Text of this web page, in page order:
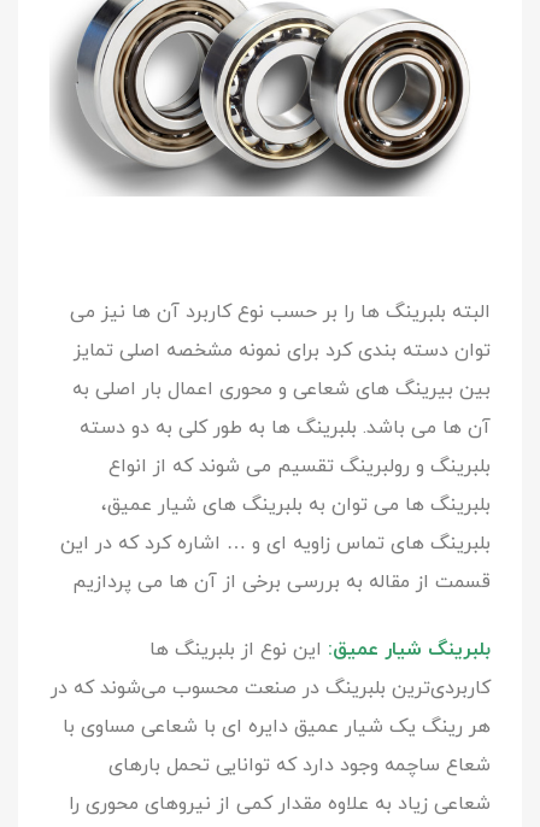
البته بلبرینگ ها را بر حسب نوع کاربرد آن ها نیز می
توان دسته بندی کرد برای نمونه مشخصه اصلی تمایز
بین بیرینگ های شعاعی و محوری اعمال بار اصلی به
آن ها می باشد. بلبرینگ ها به طور کلی به دو دسته
بلبرینگ و رولبرینگ تقسیم می شوند که از انواع
بلبرینگ ها می توان به بلبرینگ های شیار عمیق،
بلبرینگ های تماس زاویه ای و … اشاره کرد که در این
قسمت از مقاله به بررسی برخی از آن ها می پردازیم
بلبرینگ شیار عمیق: این نوع از بلبرینگ ها
کاربردی‌ترین بلبرینگ در صنعت محسوب می‌شوند که در
هر رینگ یک شیار عمیق دایره ای با شعاعی مساوی با
شعاع ساچمه وجود دارد که توانایی تحمل بارهای
شعاعی زیاد به علاوه مقدار کمی از نیروهای محوری را